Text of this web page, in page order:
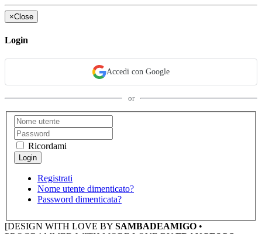
×Close
Login
Accedi con Google
or
Ricordami
Registrati
Nome utente dimenticato?
Password dimenticata?
[DESIGN WITH LOVE BY SAMBADEAMIGO •